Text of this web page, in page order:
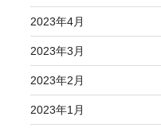
2023年4月
2023年3月
2023年2月
2023年1月